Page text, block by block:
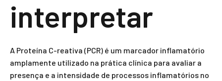
interpretar
A Proteína C-reativa (PCR) é um marcador inflamatório
amplamente utilizado na prática clínica para avaliar a
presença e a intensidade de processos inflamatórios no